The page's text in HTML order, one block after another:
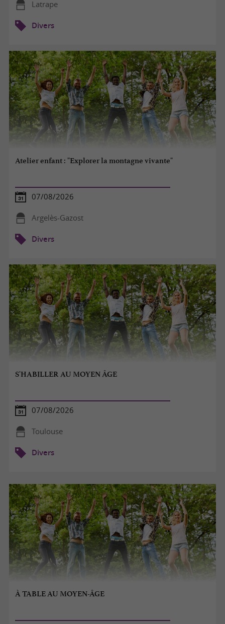
Latrape
Divers
Atelier enfant : "Explorer la montagne vivante"
07/08/2026
Argelès-Gazost
Divers
S'HABILLER AU MOYEN ÂGE
07/08/2026
Toulouse
Divers
À TABLE AU MOYEN-ÂGE